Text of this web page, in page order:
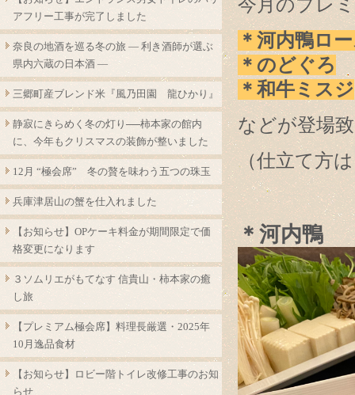
今月のプレ
＊河内鴨ロ
＊のどぐろ
＊和牛ミスジ
などが登場
（仕立て方
＊河内鴨
アフリー工事が完了しました
奈良の地酒を巡る冬の旅 ― 利き酒師が選ぶ
県内六蔵の日本酒 ―
三郷町産ブレンド米『風乃田園 龍ひかり』
静寂にきらめく冬の灯り──柿本家の館内
に、今年もクリスマスの装飾が整いました
12月 “極会席” 冬の贅を味わう五つの珠玉
兵庫津居山の蟹を仕入れました
【お知らせ】OPケーキ料金が期間限定で価
格変更になります
３ソムリエがもてなす 信貴山・柿本家の癒
し旅
【プレミアム極会席】料理長厳選・2025年
10月逸品食材
【お知らせ】ロビー階トイレ改修工事のお知
らせ